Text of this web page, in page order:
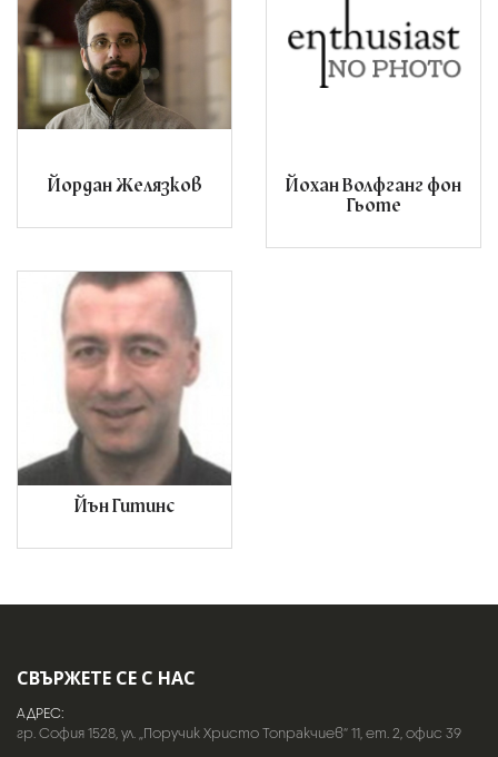
Йордан Желязков Йохан Волфганг фон
Гьоте
Йън Гитинс
СВЪРЖЕТЕ СЕ С НАС
АДРЕС:
гр. София 1528, ул. „Поручик Христо Топракчиев“ 11, ет. 2, офис 39